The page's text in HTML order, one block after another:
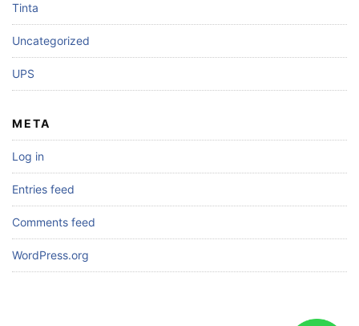
Tinta
Uncategorized
UPS
META
Log in
Entries feed
Comments feed
WordPress.org